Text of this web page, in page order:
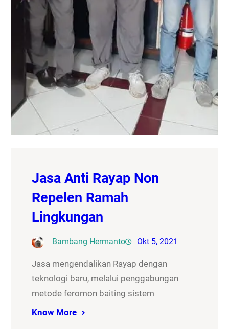
Jasa Anti Rayap Non
Repelen Ramah
Lingkungan
Bambang Hermanto Okt 5, 2021
Jasa mengendalikan Rayap dengan
teknologi baru, melalui penggabungan
metode feromon baiting sistem
Know More